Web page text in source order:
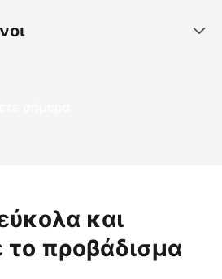
σήμερα
και
το προβάδισμα